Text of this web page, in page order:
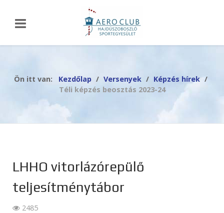
Ön itt van: Kezdőlap Versenyek
Képzés hírek
Téli képzés beosztás 2023-24
LHHO vitorlázórepülő
teljesítménytábor
2485